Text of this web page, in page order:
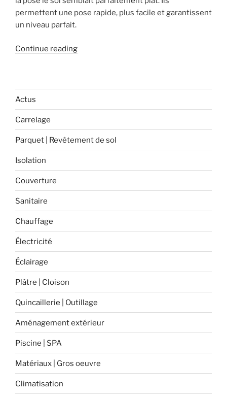
permettent une pose rapide, plus facile et garantissent
un niveau parfait.
Continue reading« Comment
nivelant? »
Actus
Carrelage
Parquet | Revêtement de sol
Isolation
Couverture
Sanitaire
Chauffage
Électricité
Éclairage
Plâtre | Cloison
Quincaillerie | Outillage
Aménagement extérieur
Piscine | SPA
Matériaux | Gros oeuvre
Climatisation